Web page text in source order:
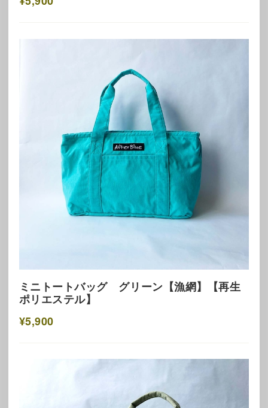
ミニトートバッグ グリーン【漁網】【再生
ポリエステル】
¥5,900